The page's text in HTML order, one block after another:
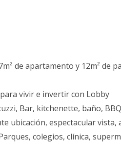
de apartamento y 12m² de
vivir e invertir con Lobby
Bar, kitchenette, baño,
ubicación, espectacular vista,
colegios, clínica,